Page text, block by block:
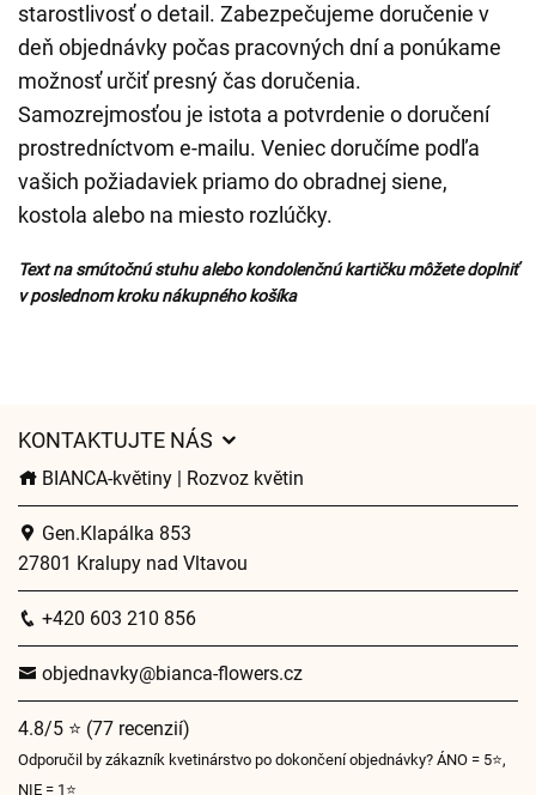
starostlivosť o detail. Zabezpečujeme doručenie v
deň objednávky počas pracovných dní a ponúkame
možnosť určiť presný čas doručenia.
Samozrejmosťou je istota a potvrdenie o doručení
prostredníctvom e-mailu. Veniec doručíme podľa
vašich požiadaviek priamo do obradnej siene,
kostola alebo na miesto rozlúčky.
Text na smútočnú stuhu alebo kondolenčnú kartičku môžete doplniť
v poslednom kroku nákupného košíka
KONTAKTUJTE NÁS
BIANCA-květiny | Rozvoz květin
Gen.Klapálka 853
27801 Kralupy nad Vltavou
+420 603 210 856
objednavky@bianca-flowers.cz
4.8/5 ⭐ (77 recenzií)
Odporučil by zákazník kvetinárstvo po dokončení objednávky? ÁNO = 5⭐,
NIE = 1⭐